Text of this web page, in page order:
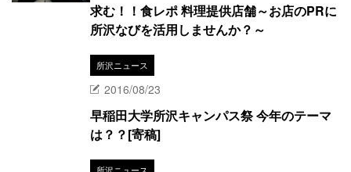
求む！！食レポ 料理提供店舗～お店のPRに
所沢なびを活用しませんか？～
所沢ニュース
2016/08/23
早稲田大学所沢キャンパス祭 今年のテーマ
は？？[寄稿]